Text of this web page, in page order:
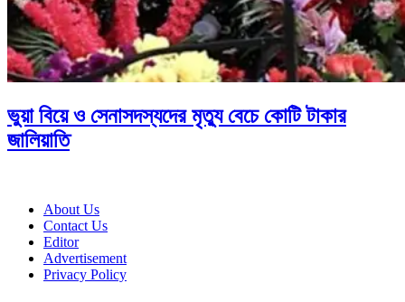
ভুয়া বিয়ে ও সেনাসদস্যদের মৃত্যু বেচে কোটি টাকার
জালিয়াতি
About Us
Contact Us
Editor
Advertisement
Privacy Policy